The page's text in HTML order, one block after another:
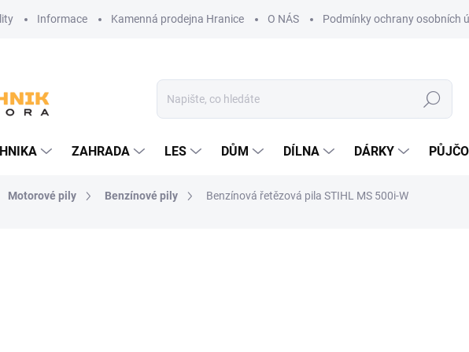
Informace Kamenná prodejna Hranice O NÁS Podmínky ochrany osobních
Hledat
ZAHRADA LES DŮM DÍLNA DÁRKY
Motorové pily Benzínové pily Benzínová řetězová pila STIHL MS 500i-W